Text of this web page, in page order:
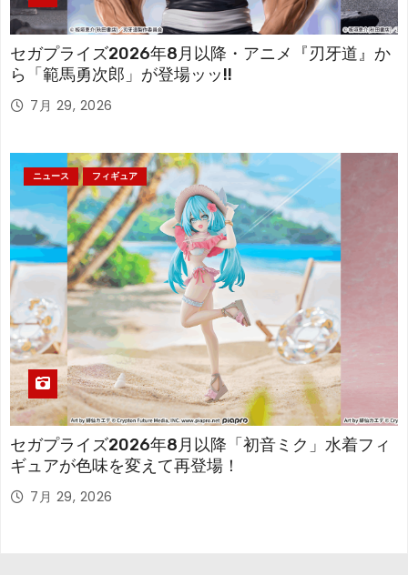
セガプライズ2026年8月以降・アニメ『刃牙道』か
ら「範馬勇次郎」が登場ッッ!!
7月 29, 2026
ニュース フィギュア
セガプライズ2026年8月以降「初音ミク」水着フィ
ギュアが色味を変えて再登場！
7月 29, 2026